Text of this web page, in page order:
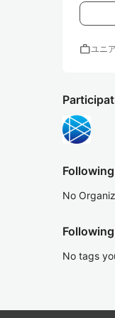
workユニ
No
No tags